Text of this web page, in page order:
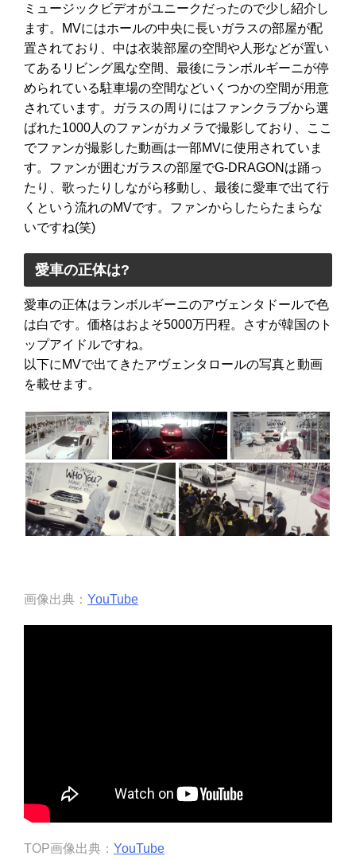
ミュージックビデオがユニークだったので少し紹介し
ます。MVにはホールの中央に長いガラスの部屋が配
置されており、中は衣装部屋の空間や人形などが置い
てあるリビング風な空間、最後にランボルギーニが停
められている駐車場の空間などいくつかの空間が用意
されています。ガラスの周りにはファンクラブから選
ばれた1000人のファンがカメラで撮影しており、ここ
でファンが撮影した動画は一部MVに使用されていま
す。ファンが囲むガラスの部屋でG-DRAGONは踊っ
たり、歌ったりしながら移動し、最後に愛車で出て行
くという流れのMVです。ファンからしたらたまらな
いですね(笑)
愛車の正体は?
愛車の正体はランボルギーニのアヴェンタドールで色
は白です。価格はおよそ5000万円程。さすが韓国のト
ップアイドルですね。
以下にMVで出てきたアヴェンタロールの写真と動画
を載せます。
画像出典： YouTube
TOP画像出典： YouTube